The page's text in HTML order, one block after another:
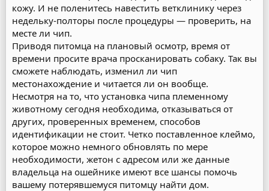
кожу. И не поленитесь навестить ветклинику через
недельку-полторы после процедуры — проверить, на
месте ли чип.
Приводя питомца на плановый осмотр, время от
времени просите врача просканировать собаку. Так вы
сможете наблюдать, изменил ли чип
местонахождение и читается ли он вообще.
Несмотря на то, что установка чипа племенному
животному сегодня необходима, отказываться от
других, проверенных временем, способов
идентификации не стоит. Четко поставленное клеймо,
которое можно немного обновлять по мере
необходимости, жетон с адресом или же данные
владельца на ошейнике имеют все шансы помочь
вашему потерявшемуся питомцу найти дом.